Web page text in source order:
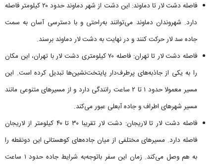
فاصله دشت لار تا دماوند: این دشت از شهر دماوند حدود ۲۰ کیلومتر فاصله
دارد. شهروندان دماوند می‌توانند به‌راحتی و با دسترسی آسان به سمت
جاده سد لار حرکت کنند و در نهایت به دشت لار دماوند برسند.
فاصله دشت لار تا تهران: فاصله ۷۰ کیلومتری دشت لار با تهران، این مکان
را به یکی از جاذبه‌های پرطرف‌دار پایتخت‌نشین‌ها تبدیل کرده است. این
مسیر معمولا حدود ۱ تا ۲ ساعت رانندگی دارد و از مسیرهای متنوعی مانند
مسیر شهرهای اطراف و جاده آبعلی عبور می‌کند.
فاصله دشت لار تا لاریجان: دشت لار تقریبا ۳۰ تا ۴۰ کیلومتر از لاریجان
فاصله دارد. مسیرهای مختلفی از میان جاده‌های کوهستانی این دونقطه را
به هم وصل می‌کند. زمان این سفر باتوجه‌به شرایط جاده حدود ۱ ساعت